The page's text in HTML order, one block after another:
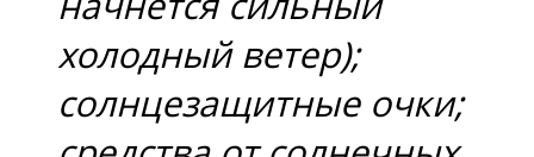
холодный ветер);
солнцезащитные очки;